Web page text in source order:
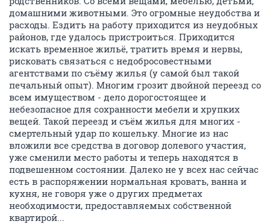
домашними животными. Это огромные неудобства и
расходы. Ездить на работу приходится из неудобных
районов, где удалось пристроиться. Приходится
искать временное жильё, тратить время и нервы,
рисковать связаться с недобросовестными
агентствами по съёму жилья (у самой был такой
печальный опыт). Многим грозит двойной переезд со
всем имуществом - дело дорогостоящее и
небезопасное для сохранности мебели и хрупких
вещей. Такой переезд и съём жилья для многих -
смертельный удар по кошельку. Многие из нас
вложили все средства в договор долевого участия,
уже сменили место работы и теперь находятся в
подвешенном состоянии. Далеко не у всех нас сейчас
есть в распоряжении нормальная кровать, ванна и
кухня, не говоря уже о других предметах
необходимости, предоставляемых собственной
квартирой...